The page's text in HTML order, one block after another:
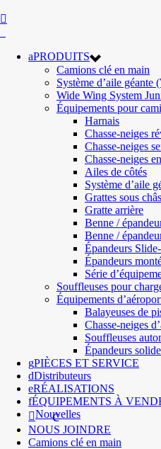
PRODUITS
Camions clé en main
Système d’aile géante
Wide Wing System
Équipements pour
Harnais
Chasse-neiges
Chasse-neiges
Chasse-neiges
Ailes de côtés
Système d’aile
Grattes sous
Gratte arrière
Benne /
Benne /
Épandeurs
Épandeurs
Série
Souffleuses pour
Équipements
Balayeuses de
Chasse-neiges
Souffleuses
Épandeurs
PIÈCES ET SERVICE
Distributeurs
RÉALISATIONS
ÉQUIPEMENTS À
Nouvelles
NOUS JOINDRE
Camions clé en main